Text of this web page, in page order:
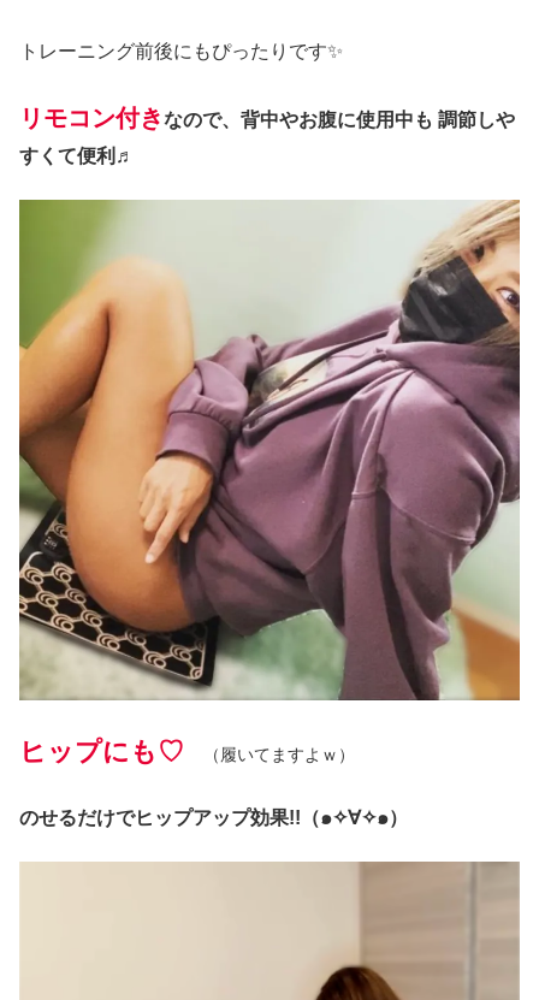
トレーニング前後にもぴったりです✨
リモコン付きなので、背中やお腹に使用中も 調節しや
すくて便利♬
ヒップにも♡ （履いてますよｗ）
のせるだけでヒップアップ効果!!（๑✧∀✧๑）